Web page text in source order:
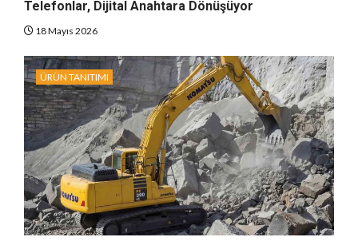
Telefonlar, Dijital Anahtara Dönüşüyor
18 Mayıs 2026
ÜRÜN TANITIMI